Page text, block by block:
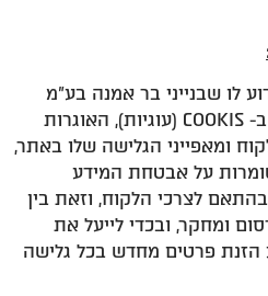
לו שבנייני בר אמנה בע"מ
והאתר עושים שימוש ב- COOKIS (עוגיות), האוגרות
ומאפייני הגלישה שלו באתר,
על אבטחת המידע
בהתאם לצרכי הלקוח, וזאת בין
ומחקר, ובכדי לייעל את
הזנת פרטים מחדש בכל גלישה